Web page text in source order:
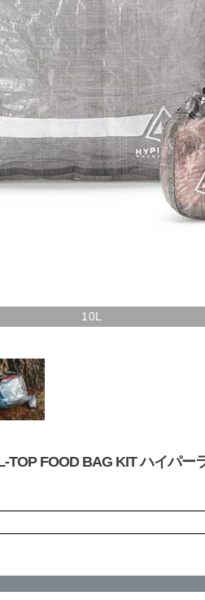
10L
TOP FOOD BAG KIT ハイパ